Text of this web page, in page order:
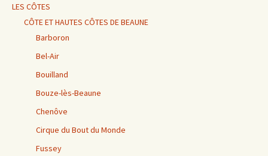
LES CÔTES
CÔTE ET HAUTES CÔTES DE BEAUNE
Barboron
Bel-Air
Bouilland
Bouze-lès-Beaune
Chenôve
Cirque du Bout du Monde
Fussey